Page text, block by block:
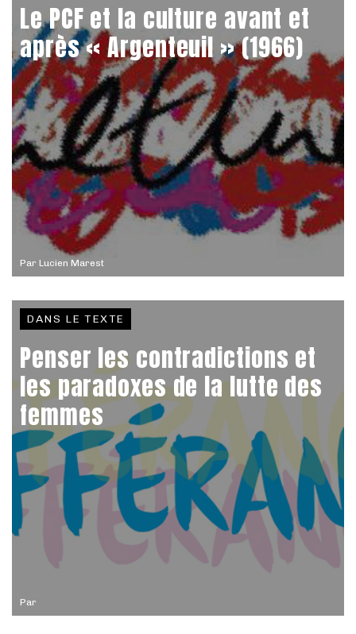
Par Lucien Marest
Le PCF et la culture avant et
après « Argenteuil » (1966)
Par
DANS LE TEXTE
Penser les contradictions et
les paradoxes de la lutte des
femmes